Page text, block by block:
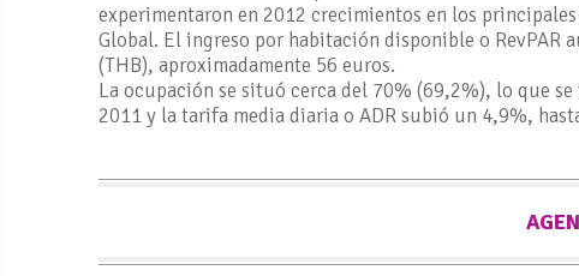
experimentaron en 2012 crecimientos en los
Global. El ingreso por habitación disponible o RevPAR
(THB), aproximadamente 56 euros.
La ocupación se situó cerca del 70% (69,2%), lo que
2011 y la tarifa media diaria o ADR subió un 4,9%,